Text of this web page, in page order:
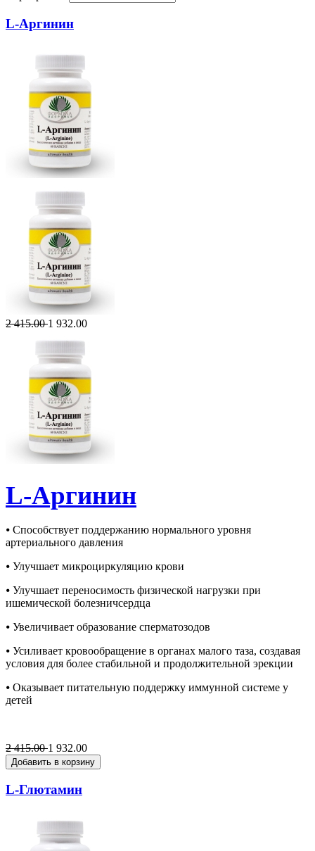
L-Аргинин
2 415.001 932.00
L-Аргинин
⦁ Способствует поддержанию нормального уровня
артериального давления
⦁ Улучшает микроциркуляцию крови
⦁ Улучшает переносимость физической нагрузки при
ишемической болезничсердца
⦁ Увеличивает образование сперматозодов
⦁ Усиливает кровообращение в органах малого таза, создавая
условия для более стабильной и продолжительной эрекции
⦁ Оказывает питательную поддержку иммунной системе у
детей
2 415.001 932.00
Добавить в корзину
L-Глютамин